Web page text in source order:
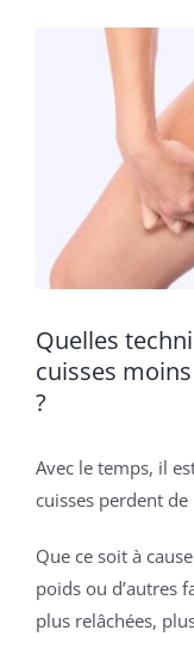
Quelles
cuisses
?
Avec le temps, il
cuisses perdent de
Que ce soit à
poids ou d’autres
plus relâchées,